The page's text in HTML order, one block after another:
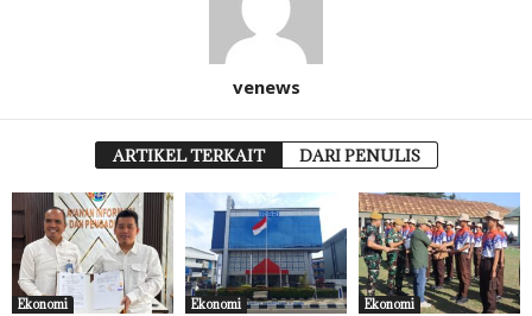
venews
ARTIKEL TERKAIT DARI PENULIS
Ekonomi Ekonomi Ekonomi